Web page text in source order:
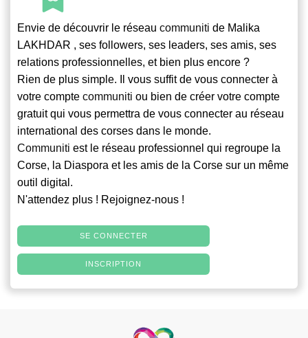
Envie de découvrir le réseau communiti de Malika
LAKHDAR , ses followers, ses leaders, ses amis, ses
relations professionnelles, et bien plus encore ?
Rien de plus simple. Il vous suffit de vous connecter à
votre compte communiti ou bien de créer votre compte
gratuit qui vous permettra de vous connecter au réseau
international des corses dans le monde.
Communiti est le réseau professionnel qui regroupe la
Corse, la Diaspora et les amis de la Corse sur un même
outil digital.
N'attendez plus ! Rejoignez-nous !
SE CONNECTER
INSCRIPTION